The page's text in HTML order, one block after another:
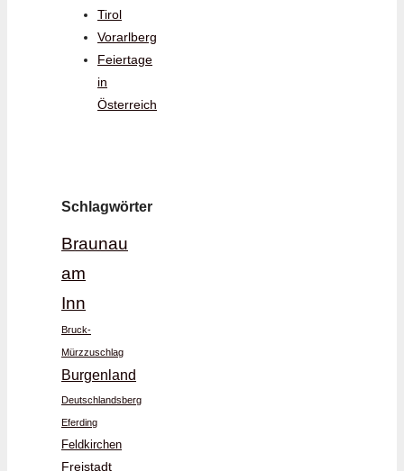
Tirol
Vorarlberg
Feiertage
in
Österreich
Schlagwörter
Braunau
am
Inn
Bruck-
Mürzzuschlag
Burgenland
Deutschlandsberg
Eferding
Feldkirchen
Freistadt